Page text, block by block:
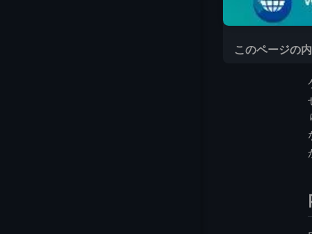
このページの
Pterodactyl
Pterodactyl
ステップ1：
ステップ2：必
ステップ5：エッ